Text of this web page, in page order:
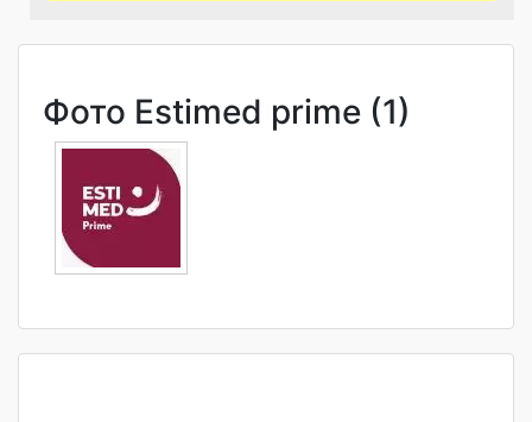
Фото Estimed prime (1)